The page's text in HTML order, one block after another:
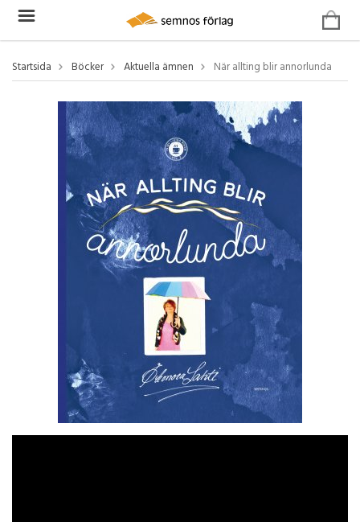
Startsida Böcker Aktuella ämnen När allting blir annorlunda